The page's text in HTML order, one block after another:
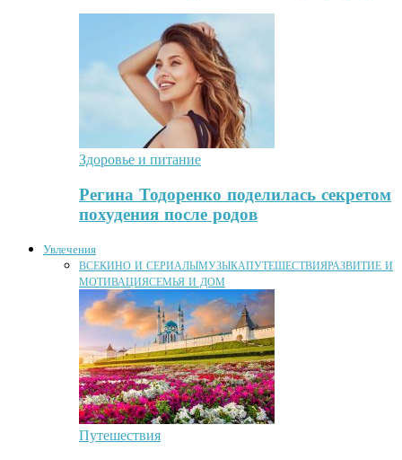
Здоровье и питание
Регина Тодоренко поделилась секретом
похудения после родов
Увлечения
ВСЕКИНО И СЕРИАЛЫМУЗЫКАПУТЕШЕСТВИЯРАЗВИТИЕ И
МОТИВАЦИЯСЕМЬЯ И ДОМ
Путешествия